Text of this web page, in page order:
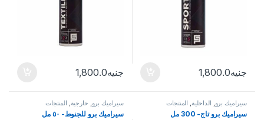
جنيه1,800.0 جنيه1,800.0
سيراميك برو الداخلية المنتجات
سيراميك برو تاج- 300 مل
سيراميك برو خارجية المنتجات
سيراميك برو للجنوط- ٥٠ مل